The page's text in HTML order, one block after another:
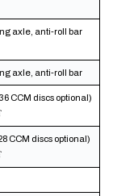
axle, anti-roll bar
axle, anti-roll bar
CCM discs optional)
CCM discs optional)